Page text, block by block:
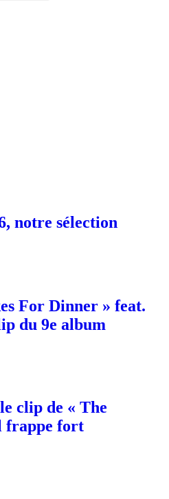
notre sélection
For Dinner » feat.
du 9e album
clip de « The
frappe fort